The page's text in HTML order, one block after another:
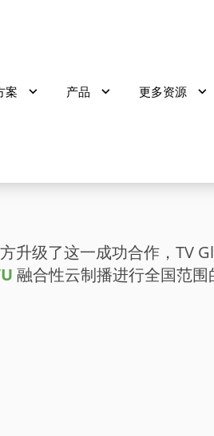
案 产品 更多资源
升级了这一成功合作，TV
融合性云制播进行全国范围